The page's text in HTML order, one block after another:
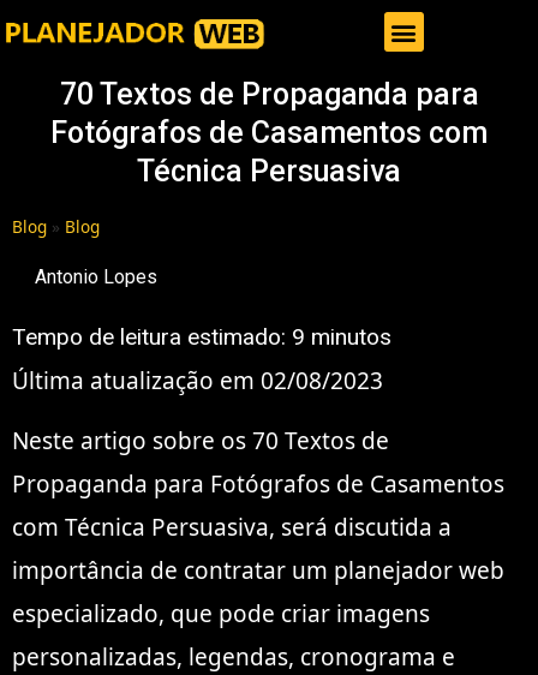
70 Textos de Propaganda para
Fotógrafos de Casamentos com
Técnica Persuasiva
Blog » Blog
Antonio Lopes
Tempo de leitura estimado: 9 minutos
Última atualização em 02/08/2023
Neste artigo sobre os 70 Textos de
Propaganda para Fotógrafos de Casamentos
com Técnica Persuasiva, será discutida a
importância de contratar um planejador web
especializado, que pode criar imagens
personalizadas, legendas, cronograma e